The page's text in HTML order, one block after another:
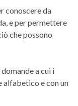
conoscere da
e per permettere
che possono
a cui i
alfabetico e con un